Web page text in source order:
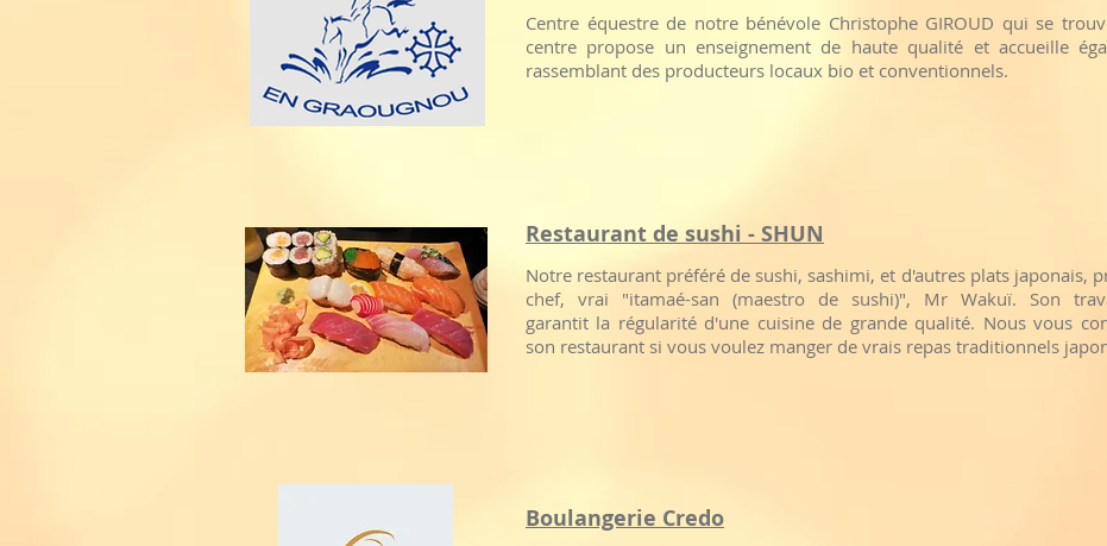
​Centre équestre de notre bénévole Christophe GIROUD qui se
centre propose un enseignement de haute qualité et accueille
rassemblant des producteurs locaux bio et conventionnels.
Restaurant de sushi - SHUN
Notre restaurant préféré de sushi, sashimi, et d'autres plats japonais,
chef, vrai "itamaé-san (maestro de sushi)", Mr Wakuï. Son
garantit la régularité d'une cuisine de grande qualité. Nous vous
son restaurant si vous voulez manger de vrais repas traditionnels
Boulangerie Credo